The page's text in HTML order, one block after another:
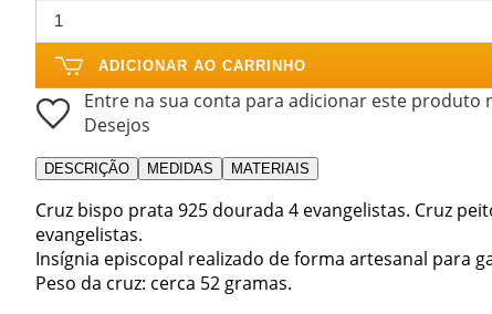
ADICIONAR AO CARRINHO
Entre na sua conta para adicionar este produto
Desejos
DESCRIÇÃO MEDIDAS MATERIAIS
Cruz bispo prata 925 dourada 4 evangelistas. Cruz
evangelistas.
Insígnia episcopal realizado de forma artesanal para
Peso da cruz: cerca 52 gramas.